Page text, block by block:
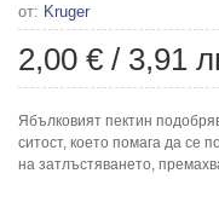
от: Kruger
2,00 € / 3,91
Ябълковият пектин
ситост, което помага да се
на затлъстяването,